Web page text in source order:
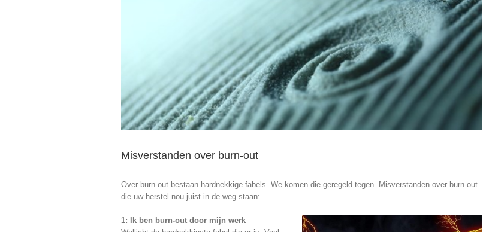
Misverstanden over burn-out
Over burn-out bestaan hardnekkige fabels. We komen die geregeld tegen. Misverstanden over burn-out
die uw herstel nou juist in de weg staan:
1: Ik ben burn-out door mijn werk